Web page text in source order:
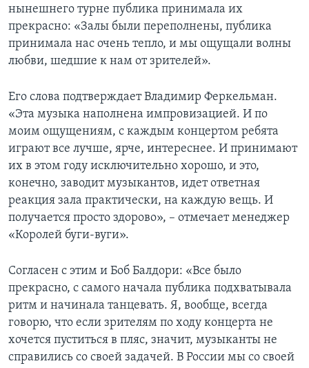
нынешнего турне публика принимала их
прекрасно: «Залы были переполнены, публика
принимала нас очень тепло, и мы ощущали волны
любви, шедшие к нам от зрителей».
Его слова подтверждает Владимир Феркельман.
«Эта музыка наполнена импровизацией. И по
моим ощущениям, с каждым концертом ребята
играют все лучше, ярче, интереснее. И принимают
их в этом году исключительно хорошо, и это,
конечно, заводит музыкантов, идет ответная
реакция зала практически, на каждую вещь. И
получается просто здорово», – отмечает менеджер
«Королей буги-вуги».
Согласен с этим и Боб Балдори: «Все было
прекрасно, с самого начала публика подхватывала
ритм и начинала танцевать. Я, вообще, всегда
говорю, что если зрителям по ходу концерта не
хочется пуститься в пляс, значит, музыканты не
справились со своей задачей. В России мы со своей